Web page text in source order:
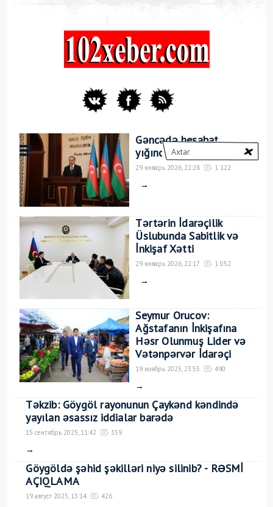
Gəncədə hesabat
yığıncağı keçirilib
29 январь 2026, 22:28 1 122
→
Tərtərin İdarəçilik
Üslubunda Sabitlik və
İnkişaf Xətti
29 январь 2026, 22:17 1 052
→
Seymur Orucov:
Ağstafanın İnkişafına
Həsr Olunmuş Lider və
Vətənpərvər İdarəçi
19 ноябрь 2025, 23:55 490
→
Təkzib: Göygöl rayonunun Çaykənd kəndində
yayılan əsassız iddialar barədə
15 сентябрь 2025, 11:42 359
→
Göygöldə şəhid şəkilləri niyə silinib? - RƏSMİ
AÇIQLAMA
19 август 2025, 13:14 426